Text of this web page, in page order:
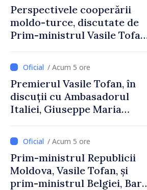
Forumul Diasporei //
Republica Moldova,
promovată în Elveția prin
exporturi
/ Acum 5 ore
Premierul Vasile Tofan, în
discuții cu Ambasadorul
Italiei, Giuseppe Maria
/ Acum 5 ore
Prim-ministrul Republicii
Moldova, Vasile Tofan, și
prim-ministrul Belgiei, Bart